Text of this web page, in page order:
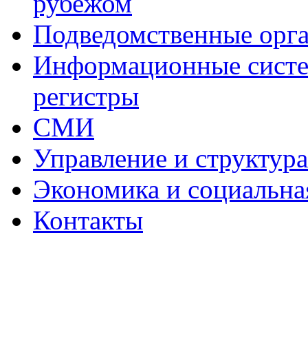
Подведомственные
Информационные
регистры
СМИ
Управление и
Экономика и
Контакты